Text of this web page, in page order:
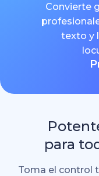
Convierte
texto y
para
Toma el control